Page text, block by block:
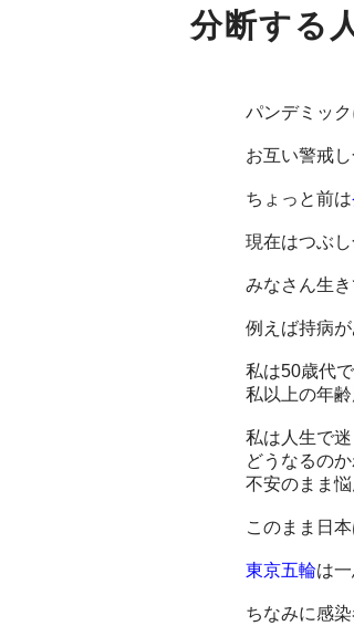
分断する
パンデミッ
お互い警戒
ちょっと前は
現在はつぶし
みなさん生
例えば持病
私は50歳代で
私以上の年
私は人生で
どうなるの
不安のまま
このまま日
東京五輪は
ちなみに感